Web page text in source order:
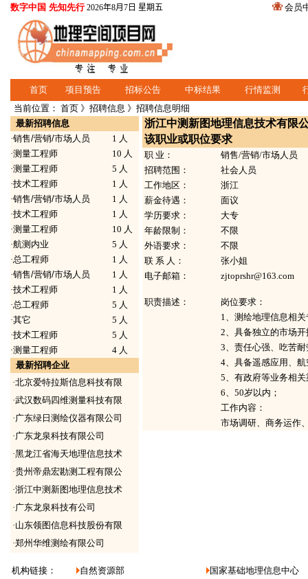
数字中国 先知先行 2026年8月7日 星期五 会员
首页 项目预告 招标公告 中标结果 行情监测
当前位置： 首页 》 招聘信息 》招聘信息明细
最新招聘信息
·销售/营销/市场人员
1 人
·测量工程师
10 人
·测量工程师
5 人
·技术工程师
1 人
·销售/营销/市场人员
1 人
·技术工程师
1 人
·测量工程师
10 人
·航测内业
5 人
·总工程师
1 人
·销售/营销/市场人员
1 人
·技术工程师
1 人
·总工程师
5 人
·其它
5 人
·技术工程师
5 人
·测量工程师
4 人
最新招聘企业
·北京爱特拉斯信息科技有限
·武汉数码四维测量科技有限
·广东绿日测绘仪器有限公司
·广东龙泉科技有限公司
·黑龙江省海天地理信息技术
·贵州帝鼎宏勘测工程有限公
·浙江中测新图地理信息技术
·广东龙泉科技有公司
·山东领图信息科技股份有限
·郑州华维测绘有限公司
浙江中测新图地理信息技术有限
该职业或职位要求
职 业：
销售/营销/市场人员
招聘范围：
社会人员
工作地区：
浙江
薪金待遇：
面议
学历要求：
大专
年龄限制：
不限
外语要求：
不限
联 系 人：
张小姐
电子邮箱：
zjtoprshr@163.com
职责描述：
岗位要求：
1、测绘地理信息相
2、具备独立的市场
3、责任心强、吃苦
4、具备遥感应用、
5、有政府等业务相
6、50岁以内；
工作内容：
市场调研、商务运作
机构链接： 自然资源部
国家基础地理信息中心